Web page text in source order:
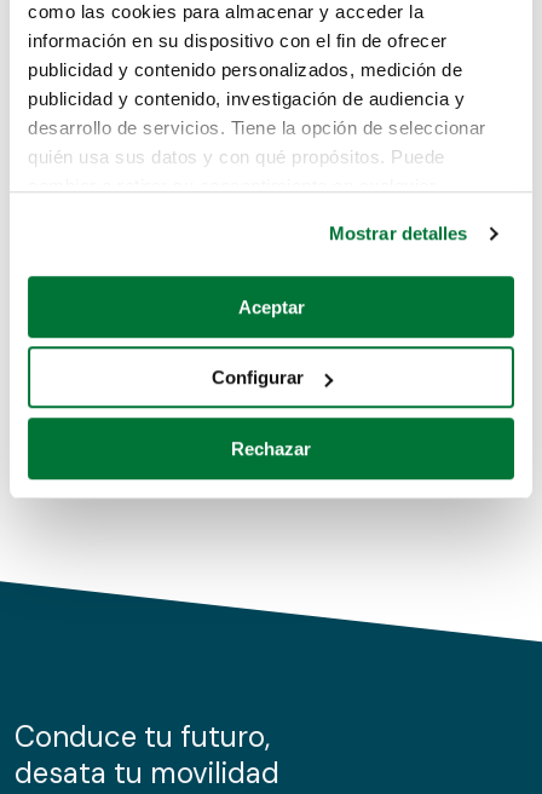
como las cookies para almacenar y acceder la
información en su dispositivo con el fin de ofrecer
publicidad y contenido personalizados, medición de
publicidad y contenido, investigación de audiencia y
desarrollo de servicios. Tiene la opción de seleccionar
quién usa sus datos y con qué propósitos. Puede
Si lo permite, también quisiéramos:
Recopilar información sobre su ubicación geográfica
Identificar su dispositivo analizándolo activamente
para buscar características específicas (huellas
Obtenga más información sobre cómo se procesan sus
de cookies.
información sobre el uso que haga del sitio web con
nuestros partners de redes sociales, publicidad y análisis
Mostrar detalles
Aceptar
Configurar
Rechazar
Lo sentimos, no sabemos como
te hemos traido hasta aquí.
Pero puedes encontrar el coche que estás
buscando en alguno de estos enlaces:
Coches de segunda mano
Coches de km0
Conduce tu futuro,
desata tu movilidad